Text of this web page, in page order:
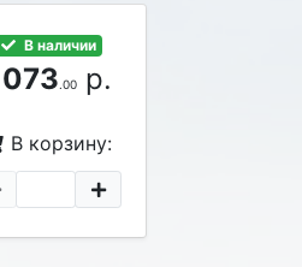
В наличии
073.00р.
В корзину: